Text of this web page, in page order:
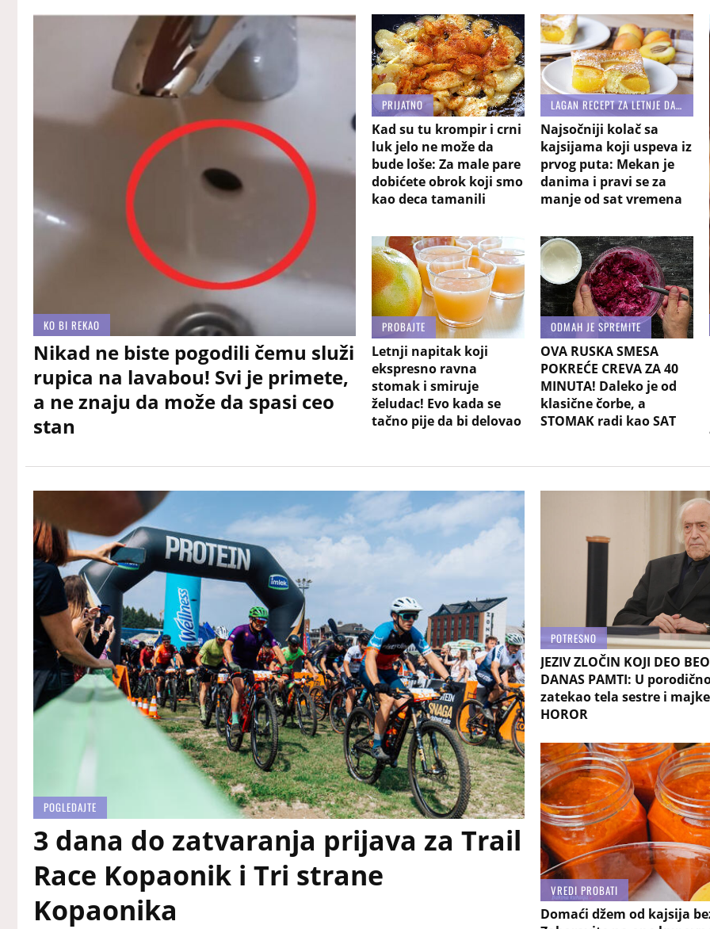
KO BI REKAO
Nikad ne biste pogodili čemu služi
rupica na lavabou! Svi je primete,
a ne znaju da može da spasi ceo
stan
PRIJATNO
Kad su tu krompir i crni
luk jelo ne može da
bude loše: Za male pare
dobićete obrok koji smo
kao deca tamanili
PROBAJTE
Letnji napitak koji
ekspresno ravna
stomak i smiruje
želudac! Evo kada se
tačno pije da bi delovao
LAGAN RECEPT ZA LETNJE DANE
Najsočniji kolač sa
kajsijama koji uspeva iz
prvog puta: Mekan je
danima i pravi se za
manje od sat vremena
ODMAH JE SPREMITE
OVA RUSKA SMESA
POKREĆE CREVA ZA 40
MINUTA! Daleko je od
klasične čorbe, a
STOMAK radi kao SAT
POGLEDAJTE
3 dana do zatvaranja prijava za Trail
Race Kopaonik i Tri strane
Kopaonika
POTRESNO
JEZIV ZLOČIN KOJI DEO
DANAS PAMTI: U
zatekao tela sestre i
HOROR
VREDI PROBATI
Domaći džem od kajsija